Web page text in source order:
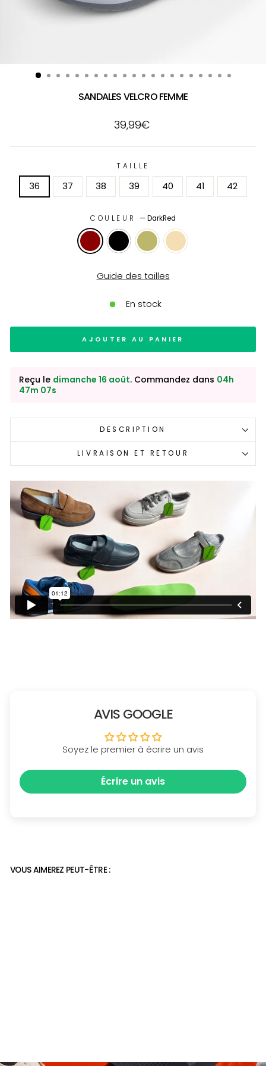
SANDALES VELCRO FEMME
Prix
régulier
39,99€
TAILLE
36 37 38 39 40 41 42
COULEUR —DarkRed
Guide des tailles
En stock
AJOUTER AU PANIER
Reçu le dimanche 16 août. Commandez dans 04h
47m 07s
DESCRIPTION
LIVRAISON ET RETOUR
AVIS GOOGLE
Soyez le premier à écrire un avis
Écrire un avis
VOUS AIMEREZ PEUT-ÊTRE :